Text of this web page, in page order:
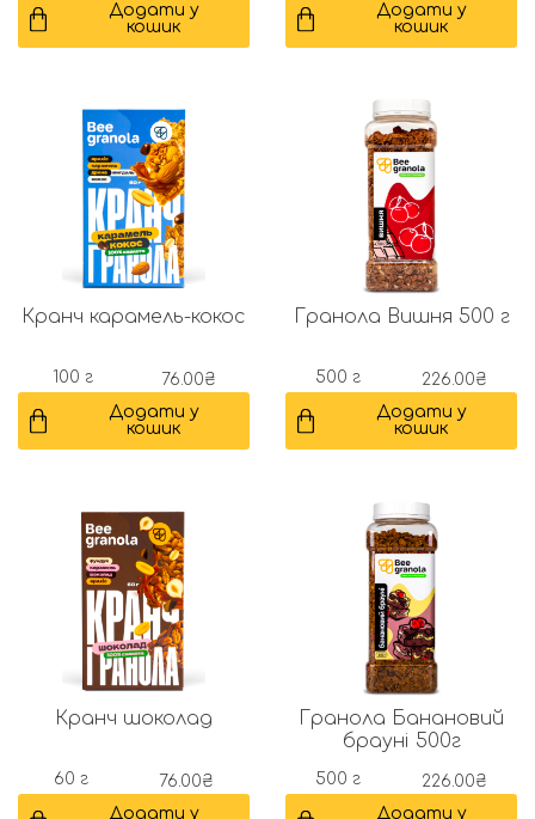
Додати у
кошик
Додати у
кошик
Кранч карамель-кокос
100 г 76.00₴
Додати у
кошик
Гранола Вишня 500 г
500 г 226.00₴
Додати у
кошик
Кранч шоколад
60 г 76.00₴
Додати у
Гранола Банановий
брауні 500г
500 г 226.00₴
Додати у